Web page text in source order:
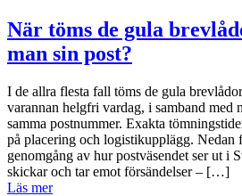
När töms de gula
man sin post?
I de allra flesta fall töms de gula
varannan helgfri vardag, i samband med
samma postnummer. Exakta
på placering och logistikupplägg. Nedan
genomgång av hur postväsendet ser ut i
skickar och tar emot försändelser – […]
Läs mer